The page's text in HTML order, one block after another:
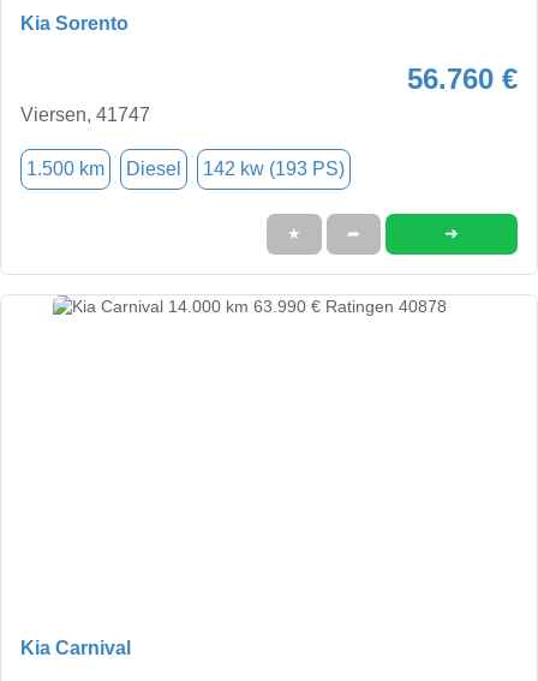
Kia Sorento
56.760 €
Viersen, 41747
1.500 km Diesel 142 kw (193 PS)
★ ➦ ➜
Kia Carnival